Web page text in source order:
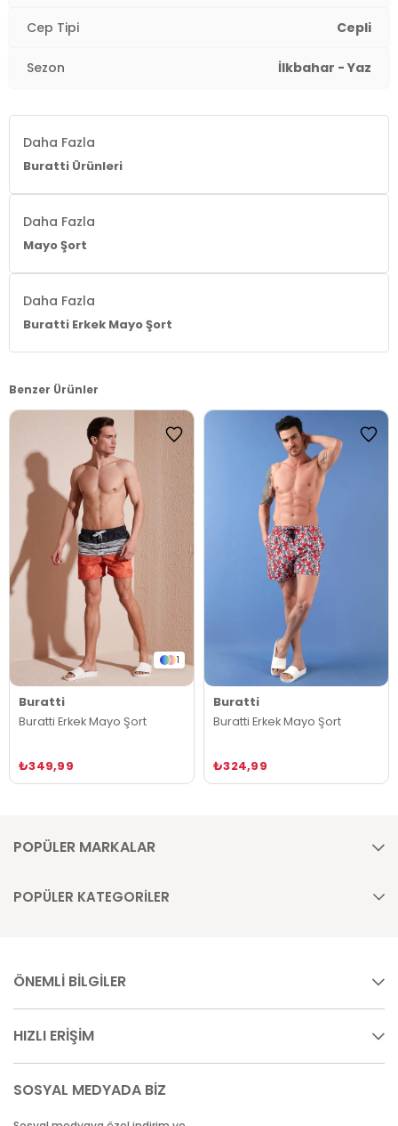
Cep Tipi Cepli
Sezon İlkbahar - Yaz
Daha Fazla
Buratti Ürünleri
Daha Fazla
Mayo Şort
Daha Fazla
Buratti Erkek Mayo Şort
Benzer Ürünler
1
Buratti
Buratti Erkek Mayo Şort
₺349,99
Buratti
Buratti Erkek Mayo Şort
₺324,99
POPÜLER MARKALAR
POPÜLER KATEGORİLER
ÖNEMLİ BİLGİLER
HIZLI ERİŞİM
SOSYAL MEDYADA BİZ